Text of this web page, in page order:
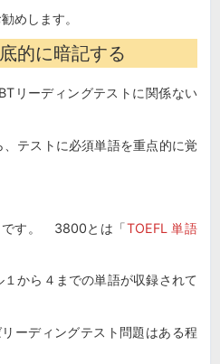
めします。
的に暗記する
リーディングテストに関係ない
テストに必須単語を重点的に覚
す。 3800とは「TOEFL 単語
から４までの単語が収録されて
ーディングテスト問題はある程